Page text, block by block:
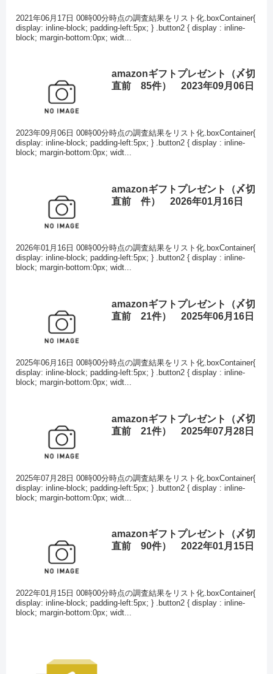
2021年06月17日 00時00分時点の調査結果をリスト化.boxContainer{
display: inline-block; padding-left:5px; } .button2 { display : inline-
block; margin-bottom:0px; widt...
amazonギフトプレゼント（〆切
直前 85件） 2023年09月06日
2023年09月06日 00時00分時点の調査結果をリスト化.boxContainer{
display: inline-block; padding-left:5px; } .button2 { display : inline-
block; margin-bottom:0px; widt...
amazonギフトプレゼント（〆切
直前 件） 2026年01月16日
2026年01月16日 00時00分時点の調査結果をリスト化.boxContainer{
display: inline-block; padding-left:5px; } .button2 { display : inline-
block; margin-bottom:0px; widt...
amazonギフトプレゼント（〆切
直前 21件） 2025年06月16日
2025年06月16日 00時00分時点の調査結果をリスト化.boxContainer{
display: inline-block; padding-left:5px; } .button2 { display : inline-
block; margin-bottom:0px; widt...
amazonギフトプレゼント（〆切
直前 21件） 2025年07月28日
2025年07月28日 00時00分時点の調査結果をリスト化.boxContainer{
display: inline-block; padding-left:5px; } .button2 { display : inline-
block; margin-bottom:0px; widt...
amazonギフトプレゼント（〆切
直前 90件） 2022年01月15日
2022年01月15日 00時00分時点の調査結果をリスト化.boxContainer{
display: inline-block; padding-left:5px; } .button2 { display : inline-
block; margin-bottom:0px; widt...